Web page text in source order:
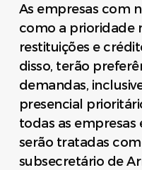
As empresas com
como a prioridade
restituições e
disso, terão
demandas,
presencial
todas as empresas
serão tratadas
subsecretário de